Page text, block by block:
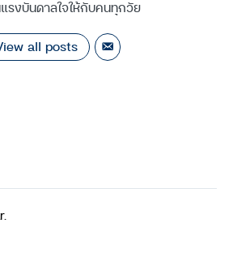
แรงบันดาลใจให้กับคนทุกวัย
all posts